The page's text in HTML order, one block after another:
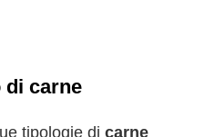
di carne
tipologie di carne